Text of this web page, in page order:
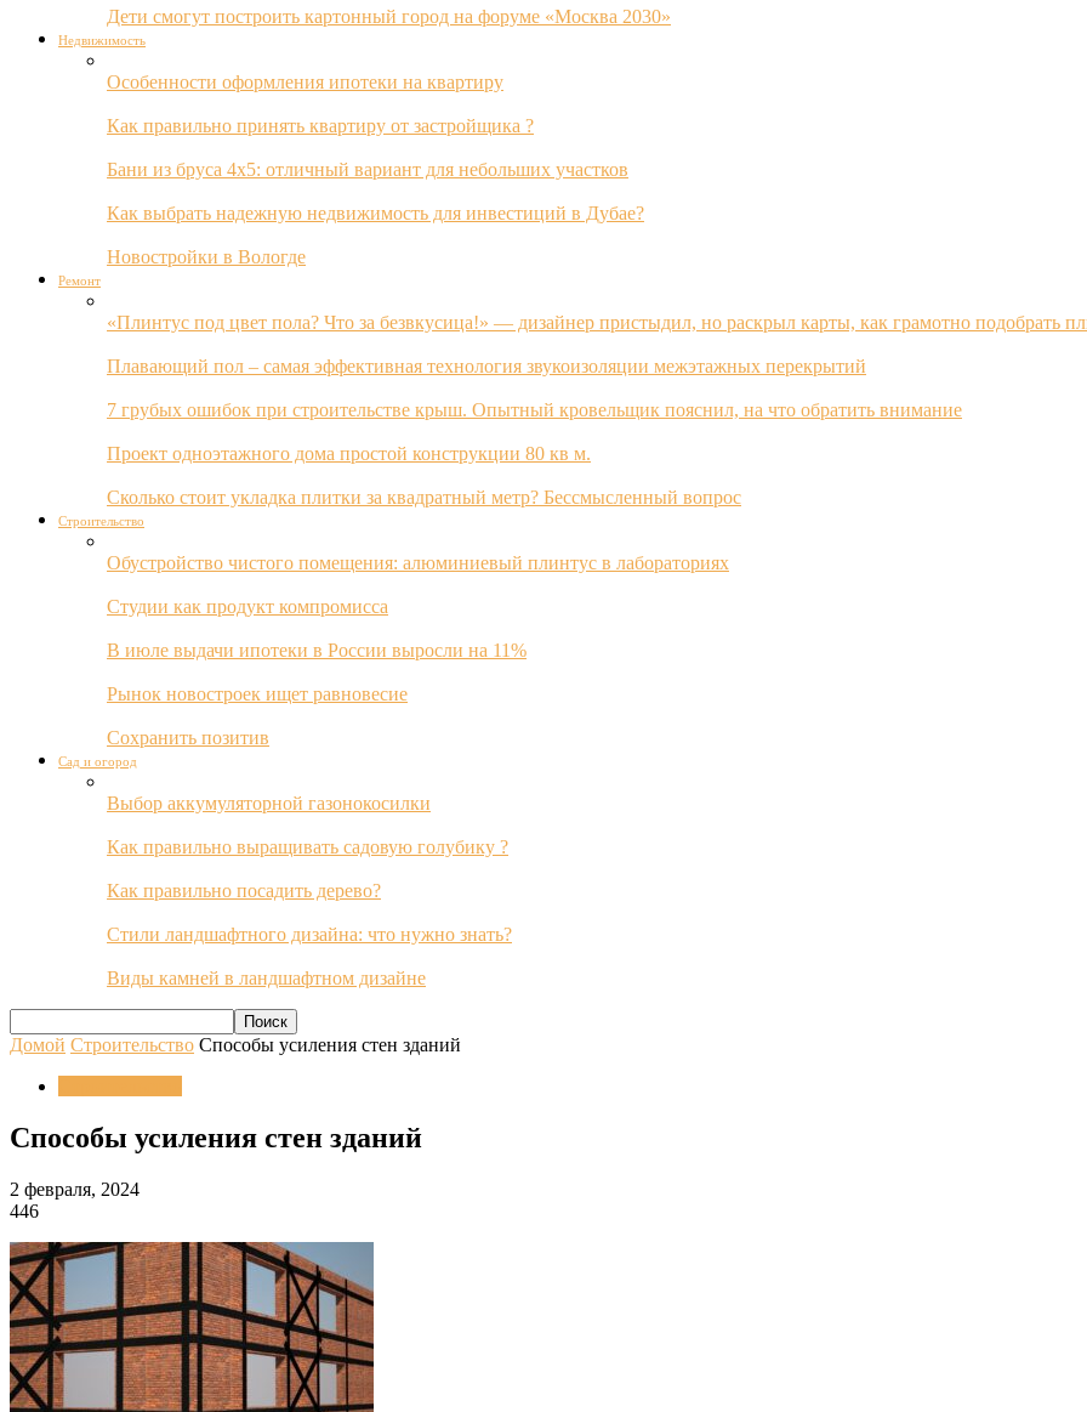
Дети смогут построить картонный город на форуме «Москва 2030»
Недвижимость
Особенности оформления ипотеки на квартиру
Как правильно принять квартиру от застройщика ?
Бани из бруса 4х5: отличный вариант для небольших участков
Как выбрать надежную недвижимость для инвестиций в Дубае?
Новостройки в Вологде
Ремонт
«Плинтус под цвет пола? Что за безвкусица!» — дизайнер пристыдил, но раскрыл карты, как грамотно подобрать
Плавающий пол – самая эффективная технология звукоизоляции межэтажных перекрытий
7 грубых ошибок при строительстве крыш. Опытный кровельщик пояснил, на что обратить внимание
Проект одноэтажного дома простой конструкции 80 кв м.
Сколько стоит укладка плитки за квадратный метр? Бессмысленный вопрос
Строительство
Обустройство чистого помещения: алюминиевый плинтус в лабораториях
Студии как продукт компромисса
В июле выдачи ипотеки в России выросли на 11%
Рынок новостроек ищет равновесие
Сохранить позитив
Сад и огород
Выбор аккумуляторной газонокосилки
Как правильно выращивать садовую голубику ?
Как правильно посадить дерево?
Стили ландшафтного дизайна: что нужно знать?
Виды камней в ландшафтном дизайне
Домой Строительство Способы усиления стен зданий
Способы усиления стен зданий
2 февраля, 2024
446